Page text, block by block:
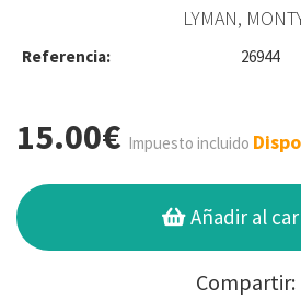
LYMAN,
Referencia: 26944
15.00€ Impuesto incluido
Añadir al
Compartir: